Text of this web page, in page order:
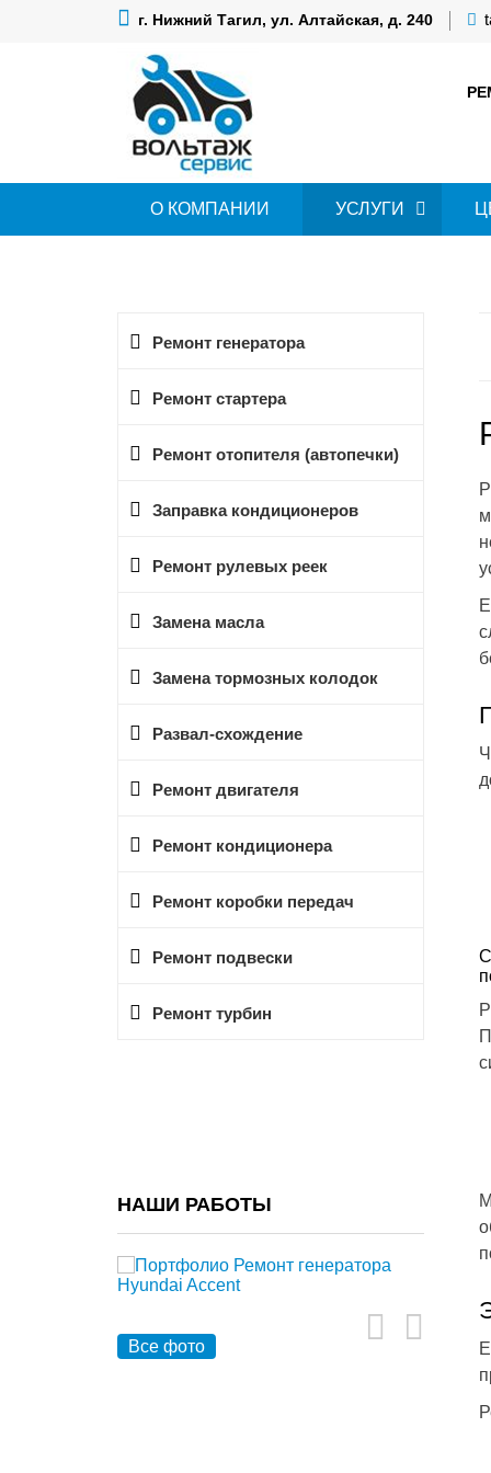
г. Нижний Тагил, ул. Алтайская, д. 240
О КОМПАНИИ УСЛУГИ
Ремонт генератора
Ремонт стартера
Ремонт отопителя (автопечки)
Заправка кондиционеров
Ремонт рулевых реек
Замена масла
Замена тормозных колодок
Развал-схождение
Ремонт двигателя
Ремонт кондиционера
Ремонт коробки передач
Ремонт подвески
Ремонт турбин
НАШИ РАБОТЫ
Все фото